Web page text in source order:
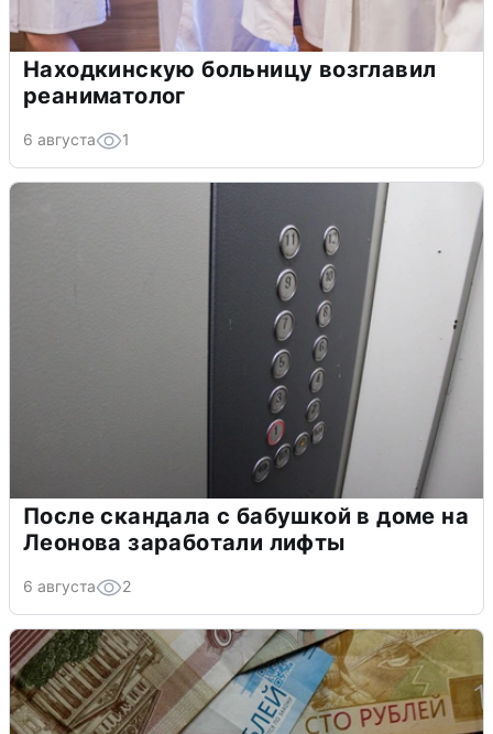
Находкинскую больницу возглавил
реаниматолог
6 августа 1
После скандала с бабушкой в доме на
Леонова заработали лифты
6 августа 2